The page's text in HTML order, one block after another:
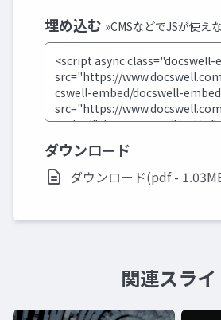
埋め込む »CMSなどでJSが使え
ダウンロード
ダウンロード(pdf -
関連スライ